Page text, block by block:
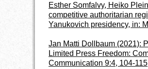
Esther Somfalvy, Heiko
competitive authoritarian
Yanukovich presidency, in:
Jan Matti Dollbaum (2021):
Limited Press Freedom:
Communication 9:4, 104-115